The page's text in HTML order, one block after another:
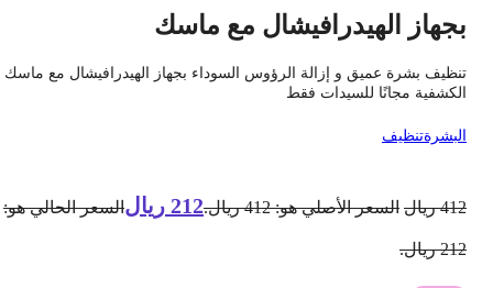
الهيدرافيشال مع ماسك
بشرة عميق و إزالة الرؤوس السوداء بجهاز الهيدرافيشال مع ماسك
مجانًا للسيدات فقط
تنظيف
ريال السعر الأصلي هو: 412 ريال. 212 ريال السعر الحالي هو: